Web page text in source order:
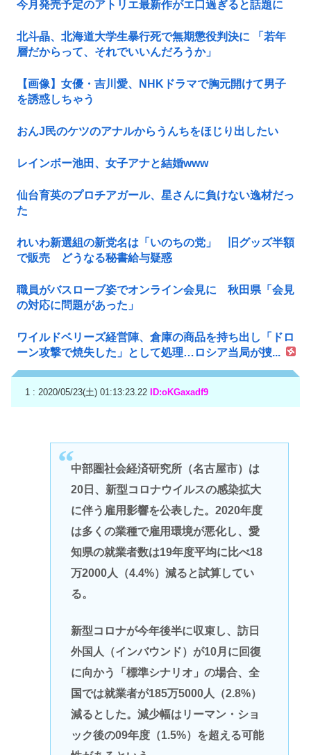
今月発売予定のアトリエ最新作がエ口過ぎると話題に
北斗晶、北海道大学生暴行死で無期懲役判決に 「若年
層だからって、それでいいんだろうか」
【画像】女優・吉川愛、NHKドラマで胸元開けて男子
を誘惑しちゃう
おんJ民のケツのアナルからうんちをほじり出したい
レインボー池田、女子アナと結婚www
仙台育英のプロチアガール、星さんに負けない逸材だっ
た
れいわ新選組の新党名は「いのちの党」 旧グッズ半額
で販売 どうなる秘書給与疑惑
職員がバスローブ姿でオンライン会見に 秋田県「会見
の対応に問題があった」
ワイルドベリーズ経営陣、倉庫の商品を持ち出し「ドロ
ーン攻撃で焼失した」として処理…ロシア当局が捜...
1 : 2020/05/23(土) 01:13:23.22 ID:oKGaxadf9
中部圏社会経済研究所（名古屋市）は
20日、新型コロナウイルスの感染拡大
に伴う雇用影響を公表した。2020年度
は多くの業種で雇用環境が悪化し、愛
知県の就業者数は19年度平均に比べ18
万2000人（4.4%）減ると試算してい
る。
新型コロナが今年後半に収束し、訪日
外国人（インバウンド）が10月に回復
に向かう「標準シナリオ」の場合、全
国では就業者が185万5000人（2.8%）
減るとした。減少幅はリーマン・ショ
ック後の09年度（1.5%）を超える可能